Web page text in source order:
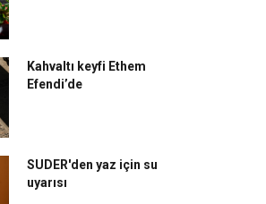
Kahvaltı keyfi Ethem
Efendi’de
SUDER'den yaz için su
uyarısı